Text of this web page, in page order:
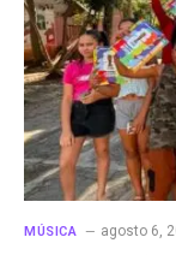
MÚSICA agosto 6,